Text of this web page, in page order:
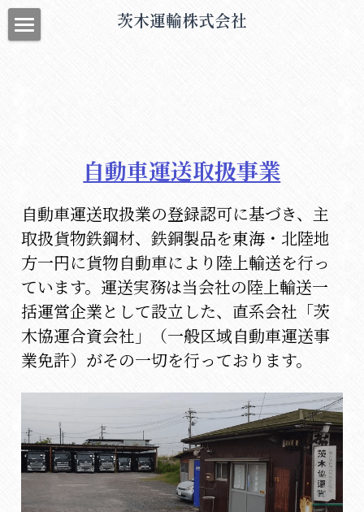
茨木運輸株式会社
採用情報
社内活動
自動車運送取扱事業
自動車運送取扱業の登録認可に基づき、主
取扱貨物鉄鋼材、鉄銅製品を東海・北陸地
方一円に貨物自動車により陸上輸送を行っ
ています。運送実務は当会社の陸上輸送一
括運営企業として設立した、直系会社「茨
木協運合資会社」（一般区域自動車運送事
業免許）がその一切を行っております。